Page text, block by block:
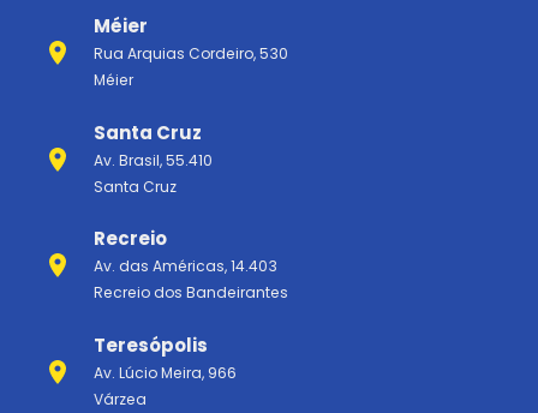
Méier
Rua Arquias Cordeiro, 530
Méier
Santa Cruz
Av. Brasil, 55.410
Santa Cruz
Recreio
Av. das Américas, 14.403
Recreio dos Bandeirantes
Teresópolis
Av. Lúcio Meira, 966
Várzea